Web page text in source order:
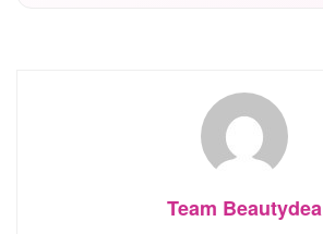
Team Beautydea